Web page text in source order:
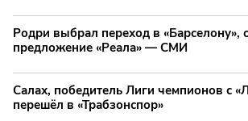
Родри выбрал переход в «Барселону»,
предложение «Реала» — СМИ
Салах, победитель Лиги чемпионов с
перешёл в «Трабзонспор»